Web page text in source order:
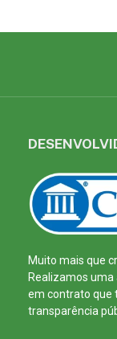
Muito mais que
Realizamos uma
em contrato que
transparência